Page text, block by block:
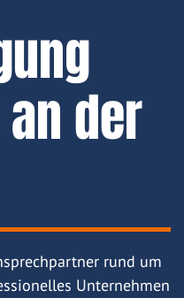
der
rund um
Unternehmen